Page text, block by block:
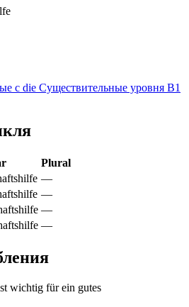
с die Существительные уровня B1
Plural
—
—
—
—
wichtig für ein gutes